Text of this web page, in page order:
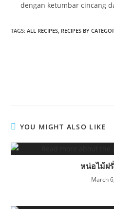
dengan ketumbar cincang
TAGS:ALL RECIPES, RECIPES BY
YOU MIGHT ALSO LIKE
หน่อไม้ฝ
March